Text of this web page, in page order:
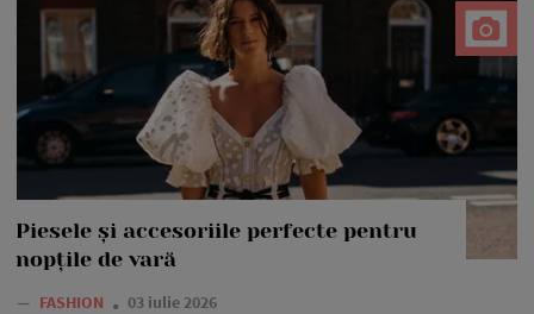
Piesele și accesoriile perfecte pentru
nopțile de vară
— FASHION 03 iulie 2026